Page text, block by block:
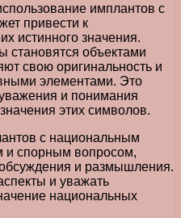
имплантов с
привести к
истинного значения.
становятся объектами
свою оригинальность и
элементами. Это
и понимания
этих символов.
с национальным
и спорным вопросом,
обсуждения и размышления.
и уважать
национальных